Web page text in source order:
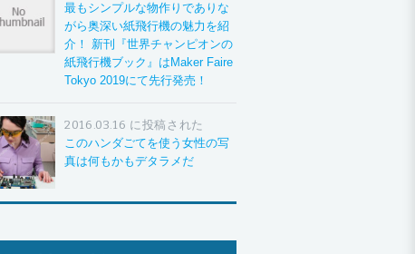
最もシンプルな物作りでありな
がら奥深い紙飛行機の魅力を紹
介！ 新刊『世界チャンピオンの
紙飛行機ブック』はMaker Faire
Tokyo 2019にて先行発売！
2016.03.16 に投稿された
このハンダごてを使う女性の写
真は何もかもデタラメだ